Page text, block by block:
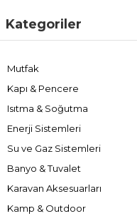
Kategoriler
Mutfak
Kapı & Pencere
Isıtma & Soğutma
Enerji Sistemleri
Su ve Gaz Sistemleri
Banyo & Tuvalet
Karavan Aksesuarları
Kamp & Outdoor